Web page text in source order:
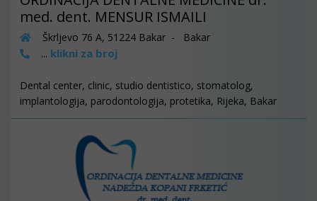
med. dent. MENSUR ISMAILI
Škrljevo 76 A, 51224 Bakar - Bakar
... klikni za broj
Dental center, clinic, studio dentistico, stomatolog,
implantologija, parodontologija, protetika, Rijeka, Bakar